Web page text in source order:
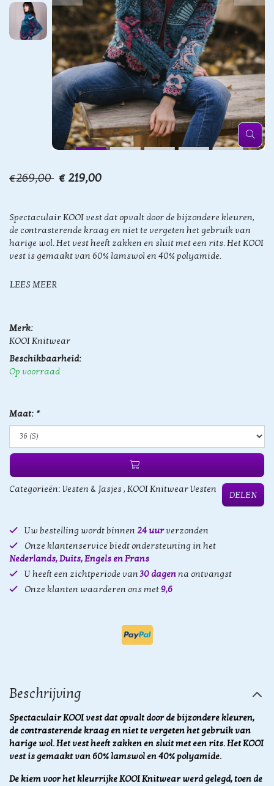
€269,00 € 219,00
Spectaculair KOOI vest dat opvalt door de bijzondere kleuren,
de contrasterende kraag en niet te vergeten het gebruik van
harige wol. Het vest heeft zakken en sluit met een rits. Het KOOI
vest is gemaakt van 60% lamswol en 40% polyamide.
LEES MEER
Merk:
KOOI Knitwear
Beschikbaarheid:
Op voorraad
Maat: *
Categorieën: Vesten & Jasjes, KOOI Knitwear Vesten
DELEN
Uw bestelling wordt binnen 24 uurverzonden
Onze klantenservice biedt ondersteuning in het
Nederlands, Duits, Engels en Frans
U heeft een zichtperiode van30 dagenna ontvangst
Onze klanten waarderen ons met 9,6
Beschrijving
Spectaculair KOOI vest dat opvalt door de bijzondere kleuren,
de contrasterende kraag en niet te vergeten het gebruik van
harige wol. Het vest heeft zakken en sluit met een rits. Het KOOI
vest is gemaakt van 60% lamswol en 40% polyamide.
De kiem voor het kleurrijke KOOI Knitwear werd gelegd, toen de